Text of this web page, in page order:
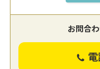
お問合